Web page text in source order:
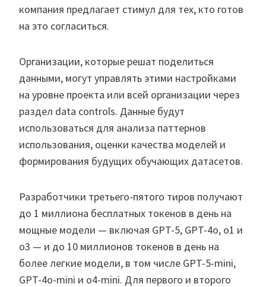
компания предлагает стимул для тех, кто готов
на это согласиться.
Организации, которые решат поделиться
данными, могут управлять этими настройками
на уровне проекта или всей организации через
раздел data controls. Данные будут
использоваться для анализа паттернов
использования, оценки качества моделей и
формирования будущих обучающих датасетов.
Разработчики третьего-пятого тиров получают
до 1 миллиона бесплатных токенов в день на
мощные модели — включая GPT-5, GPT-4o, o1 и
o3 — и до 10 миллионов токенов в день на
более легкие модели, в том числе GPT-5-mini,
GPT-4o-mini и o4-mini. Для первого и второго